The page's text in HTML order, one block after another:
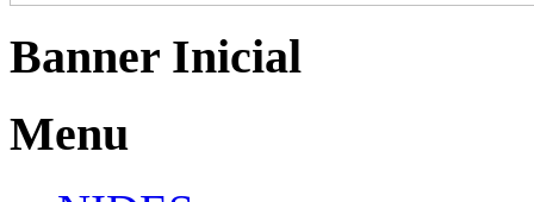
Banner Inicial
Menu